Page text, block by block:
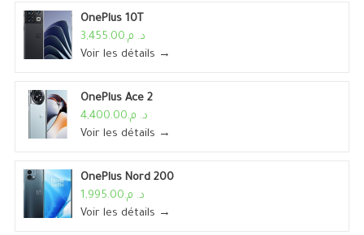
OnePlus 10T
د. م.3,455.00
Voir les détails →
OnePlus Ace 2
د. م.4,400.00
Voir les détails →
OnePlus Nord 200
د. م.1,995.00
Voir les détails →